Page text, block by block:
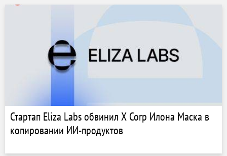
Стартап Eliza Labs обвинил X Corp Илона Маска в
копировании ИИ-продуктов